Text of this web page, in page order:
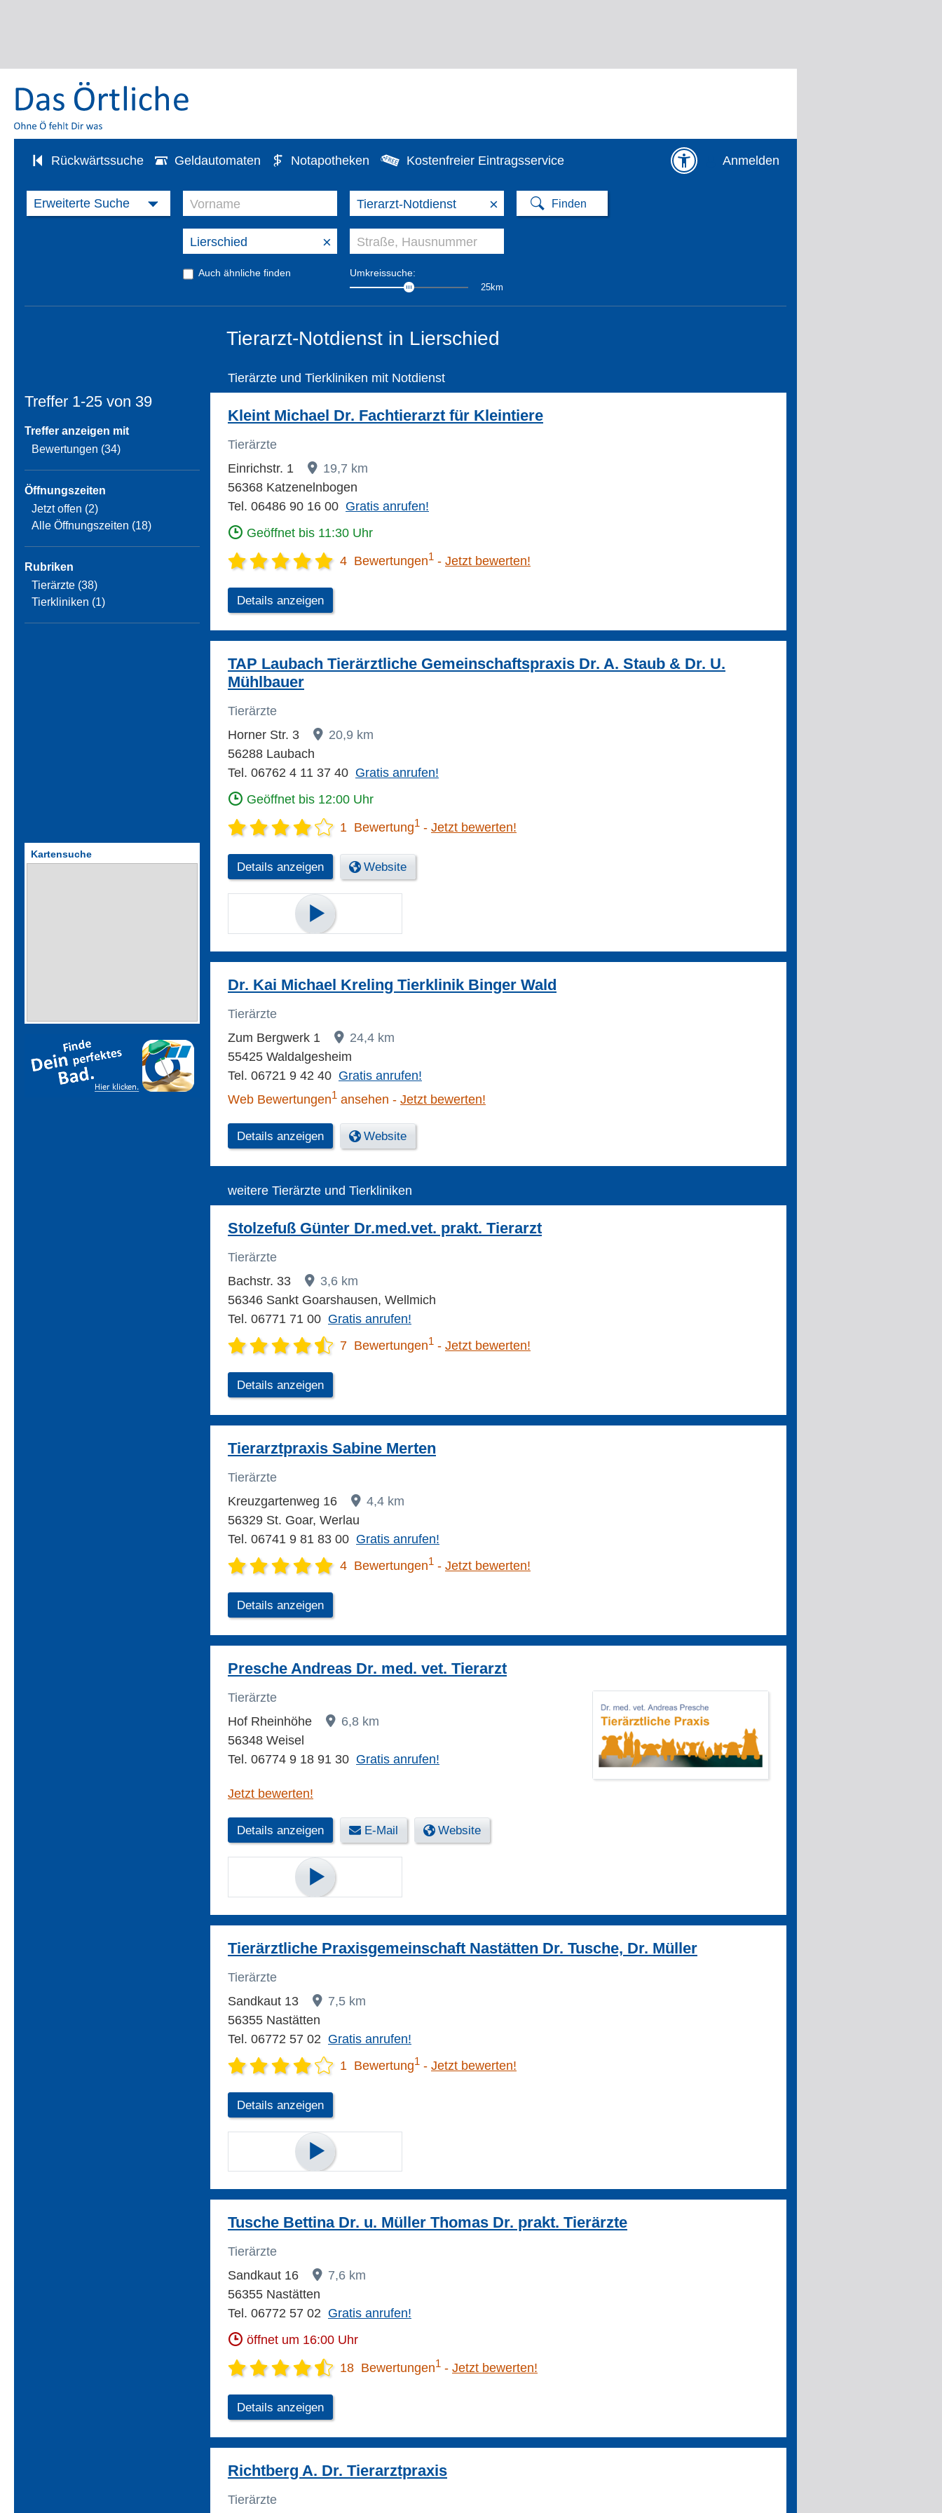
Rückwärtssuche Geldautomaten Notapotheken Kostenfreier Eintragsservice Anmelden
×
×
Auch ähnliche finden Umkreissuche:
25km
Tierarzt-Notdienst in Lierschied
Treffer 1-25 von 39
Treffer anzeigen mit
Bewertungen (34)
Öffnungszeiten
Jetzt offen (2)
Alle Öffnungszeiten (18)
Rubriken
Tierärzte (38)
Tierkliniken (1)
Tierärzte und Tierkliniken mit Notdienst
Kleint Michael Dr. Fachtierarzt für Kleintiere
Tierärzte
Einrichstr. 1
19,7 km
56368 Katzenelnbogen
Tel. 06486 90 16 00 Gratis anrufen!
Geöffnet bis 11:30 Uhr
4 Bewertungen1 Jetzt bewerten!
Details anzeigen
TAP Laubach Tierärztliche Gemeinschaftspraxis Dr. A. Staub & Dr. U.
Mühlbauer
Tierärzte
Horner Str. 3
20,9 km
56288 Laubach
Tel. 06762 4 11 37 40 Gratis anrufen!
Geöffnet bis 12:00 Uhr
1 Bewertung1 Jetzt bewerten!
Details anzeigen Website
Dr. Kai Michael Kreling Tierklinik Binger Wald
Tierärzte
Zum Bergwerk 1
24,4 km
55425 Waldalgesheim
Tel. 06721 9 42 40 Gratis anrufen!
Web Bewertungen1 ansehen Jetzt bewerten!
Details anzeigen Website
weitere Tierärzte und Tierkliniken
Stolzefuß Günter Dr.med.vet. prakt. Tierarzt
Tierärzte
Bachstr. 33
3,6 km
56346 Sankt Goarshausen, Wellmich
Tel. 06771 71 00 Gratis anrufen!
7 Bewertungen1 Jetzt bewerten!
Details anzeigen
Tierarztpraxis Sabine Merten
Tierärzte
Kreuzgartenweg 16
4,4 km
56329 St. Goar, Werlau
Tel. 06741 9 81 83 00 Gratis anrufen!
4 Bewertungen1 Jetzt bewerten!
Details anzeigen
Presche Andreas Dr. med. vet. Tierarzt
Tierärzte
Hof Rheinhöhe
6,8 km
56348 Weisel
Tel. 06774 9 18 91 30 Gratis anrufen!
Jetzt bewerten!
Details anzeigen E-Mail Website
Tierärztliche Praxisgemeinschaft Nastätten Dr. Tusche, Dr. Müller
Tierärzte
Sandkaut 13
7,5 km
56355 Nastätten
Tel. 06772 57 02 Gratis anrufen!
1 Bewertung1 Jetzt bewerten!
Details anzeigen
Tusche Bettina Dr. u. Müller Thomas Dr. prakt. Tierärzte
Tierärzte
Sandkaut 16
7,6 km
56355 Nastätten
Tel. 06772 57 02 Gratis anrufen!
öffnet um 16:00 Uhr
18 Bewertungen1 Jetzt bewerten!
Details anzeigen
Richtberg A. Dr. Tierarztpraxis
Tierärzte
Kartensuche